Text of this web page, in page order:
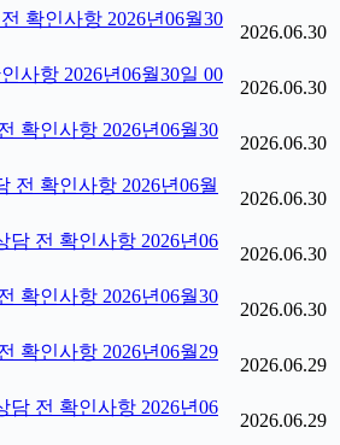
확인사항 2026년06월30
2026.06.30
사항 2026년06월30일 00
2026.06.30
확인사항 2026년06월30
2026.06.30
전 확인사항 2026년06월
2026.06.30
담 전 확인사항 2026년06
2026.06.30
확인사항 2026년06월30
2026.06.30
확인사항 2026년06월29
2026.06.29
전 확인사항 2026년06
2026.06.29